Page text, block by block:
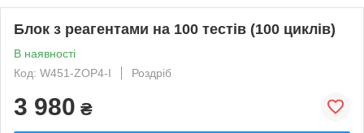
Блок з реагентами на 100 тестів (100 циклів)
В наявності
Код: W451-ZOP4-I
Роздріб
3 980 ₴